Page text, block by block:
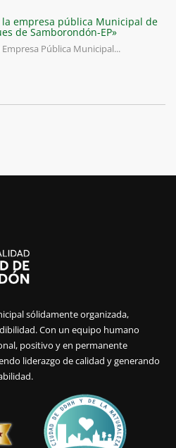
empresa pública Municipal de
de Samborondón-EP»
Pública Municipal...
sólidamente organizada,
Con un equipo humano
positivo y en permanente
liderazgo de calidad y generando